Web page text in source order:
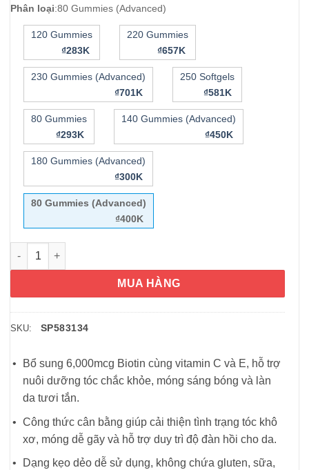
Phân loại:80 Gummies (Advanced)
120 Gummies
₫283K
220 Gummies
₫657K
230 Gummies (Advanced)
₫701K
250 Softgels
₫581K
80 Gummies
₫293K
140 Gummies (Advanced)
₫450K
180 Gummies (Advanced)
₫300K
80 Gummies (Advanced)
₫400K
Kẹo dẻo làm đẹp da móng và tóc Nature’s Bounty Advanced
MUA HÀNG
SKU: SP583134
Bổ sung 6,000mcg Biotin cùng vitamin C và E, hỗ trợ
nuôi dưỡng tóc chắc khỏe, móng sáng bóng và làn
da tươi tắn.
Công thức cân bằng giúp cải thiện tình trạng tóc khô
xơ, móng dễ gãy và hỗ trợ duy trì độ đàn hồi cho da.
Dạng kẹo dẻo dễ sử dụng, không chứa gluten, sữa,